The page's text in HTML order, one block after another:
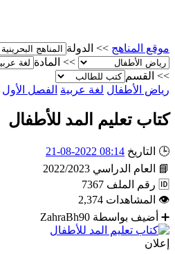
موقع المناهج >> الدولة
>>
المادة
>>
القسم
رياض الأطفال لغة عربية الفصل الأول
كتاب تعليم المد للأطفال
🕒 التاريخ 08:14 2022-08-21
📘
العام الدراسي 2022/2023
🆔 رقم الملف 7367
👁
المشاهدات 2,374
➕
أضيف بواسطة ZahraBh90
إعلان